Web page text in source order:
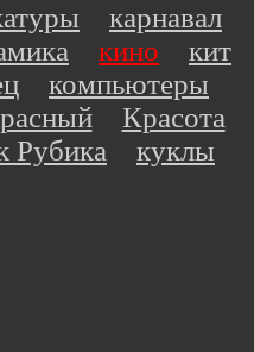
карнавал
кино
кит
компьютеры
Красота
Рубика
куклы